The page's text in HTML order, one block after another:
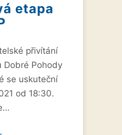
etapa
přivítání
Dobré Pohody
se uskuteční
od 18:30.